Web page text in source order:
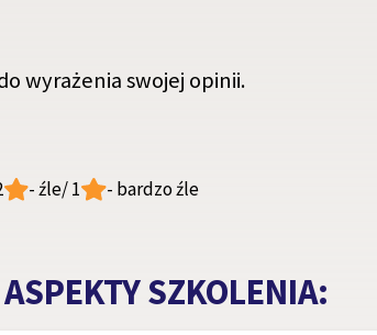
wyrażenia swojej opinii.
- źle/ 1 - bardzo źle
SZKOLENIA: